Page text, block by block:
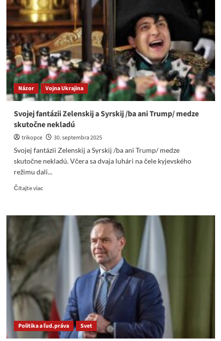
so
sabotážnymi
skupinami
v
Poľsku
Názor Vojna Ukrajina
Svojej fantázii Zelenskij a Syrskij /ba ani Trump/ medze
skutočne nekladú
trikopce
30. septembra 2025
Svojej fantázii Zelenskij a Syrskij /ba ani Trump/ medze
skutočne nekladú. Včera sa dvaja luhári na čele kyjevského
režimu dali...
Čítajte viacRead
Svojej
Syrskij
/ba
medze
skutočne
nekladú
Politika a ľud.práva Svet